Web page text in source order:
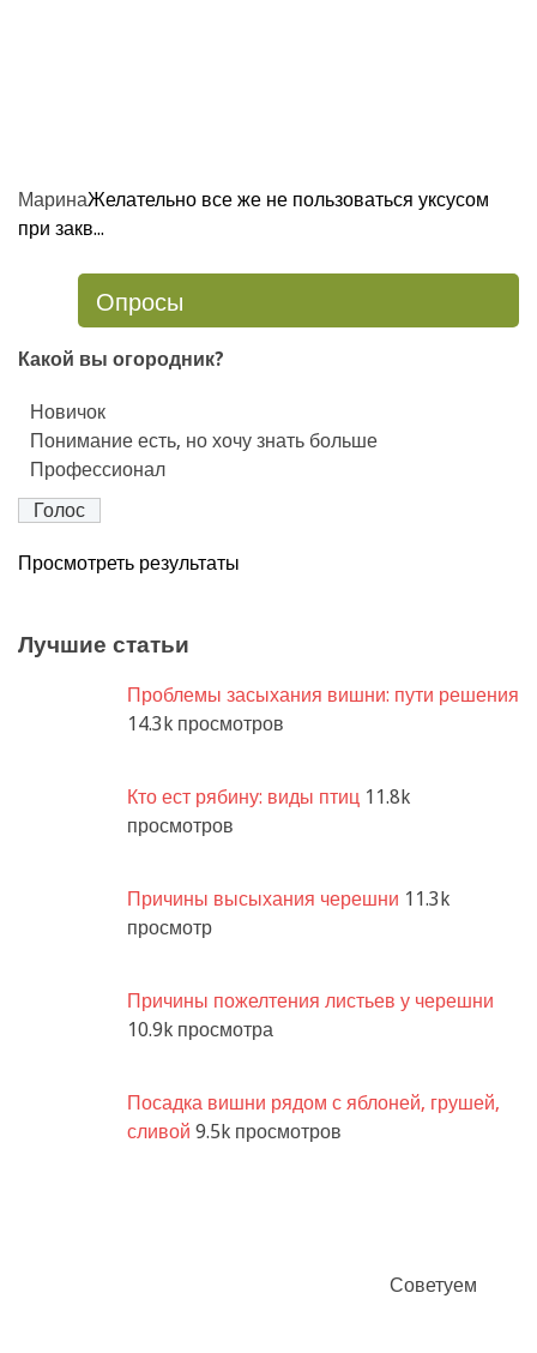
МаринаЖелательно все же не пользоваться уксусом
при закв...
Опросы
Какой вы огородник?
Новичок
Понимание есть, но хочу знать больше
Профессионал
Просмотреть результаты
Лучшие статьи
Проблемы засыхания вишни: пути решения
14.3k просмотров
Кто ест рябину: виды птиц 11.8k
просмотров
Причины высыхания черешни 11.3k
просмотр
Причины пожелтения листьев у черешни
10.9k просмотра
Посадка вишни рядом с яблоней, грушей,
сливой 9.5k просмотров
Советуем